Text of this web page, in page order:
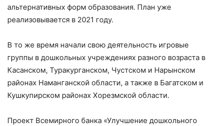
альтернативных форм образования. План уже
реализовывается в 2021 году.
В то же время начали свою деятельность игровые
группы в дошкольных учреждениях разного возраста в
Касанском, Туракурганском, Чустском и Нарынском
районах Наманганской области, а также в Багатском и
Кушкупирском районах Хорезмской области.
Проект Всемирного банка «Улучшение дошкольного